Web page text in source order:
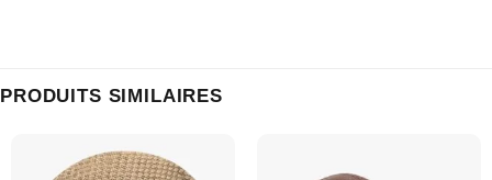
PRODUITS SIMILAIRES